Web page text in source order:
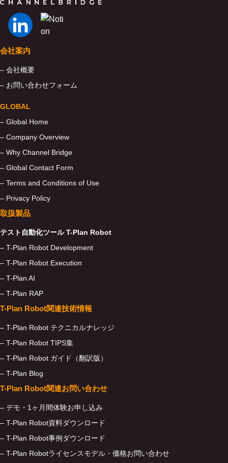
会社案内
– 会社概要
– お問い合わせフォーム
GLOBAL
– Global Home
– Company Overview
– Why Channel Bridge
– Global Contact Form
– Terms and Conditions of Use
– Privacy Policy
取扱製品
テスト自動化ツール T-Plan Robot
– T-Plan Robot Development
– T-Plan Robot Execution
– T-Plan AI
– T-Plan RAP
T-Plan Robot関連技術情報
– T-Plan Robot テクニカルナレッジ
– T-Plan Robot TIPS集
– T-Plan Robot ガイド（翻訳版）
– T-Plan Blog
T-Plan Robot関連お問い合わせ
– デモ・1ヶ月間体験お申し込み
– T-Plan Robot資料ダウンロード
– T-Plan Robot事例ダウンロード
– T-Plan Robotライセンスモデル・価格お問い合わせ